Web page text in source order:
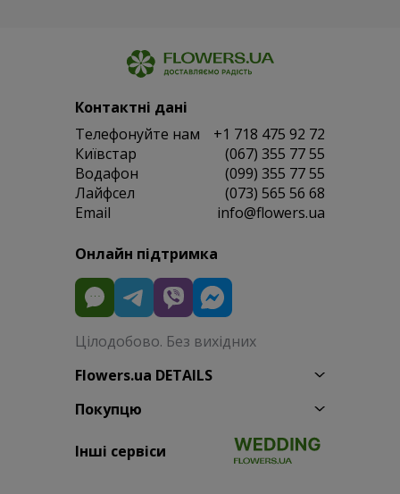
Контактні дані
Телефонуйте нам
+1 718 475 92 72
Київстар
(067) 355 77 55
Водафон
(099) 355 77 55
Лайфсел
(073) 565 56 68
Email
info@flowers.ua
Онлайн підтримка
Цілодобово. Без вихідних
Flowers.ua DETAILS
Покупцю
Інші сервіси